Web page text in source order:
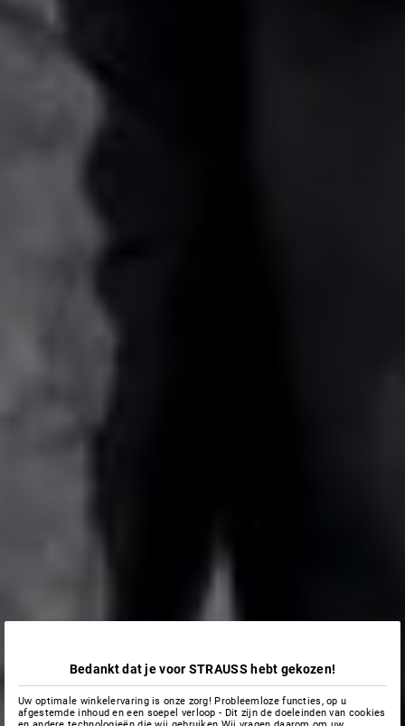
Bedankt dat je voor STRAUSS hebt gekozen!
Uw optimale winkelervaring is onze zorg! Probleemloze functies, op u
afgestemde inhoud en een soepel verloop - Dit zijn de doeleinden van cookies